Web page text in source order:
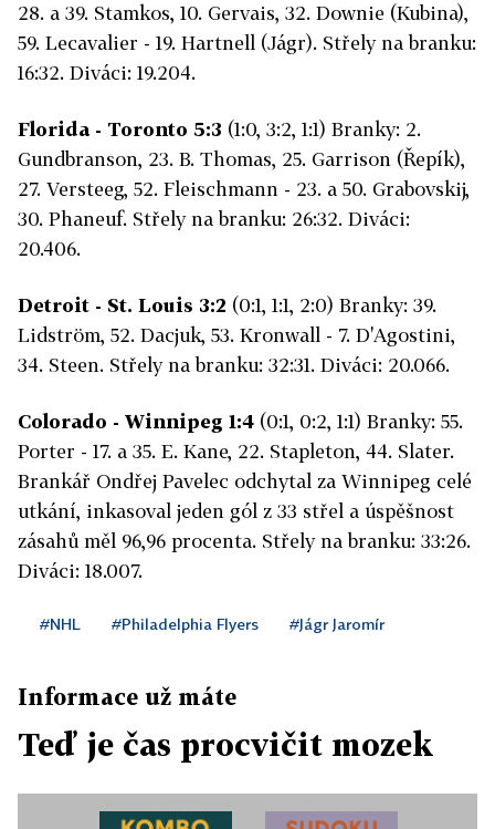
28. a 39. Stamkos, 10. Gervais, 32. Downie (Kubina),
59. Lecavalier - 19. Hartnell (Jágr). Střely na branku:
16:32. Diváci: 19.204.
Florida - Toronto 5:3 (1:0, 3:2, 1:1) Branky: 2.
Gundbranson, 23. B. Thomas, 25. Garrison (Řepík),
27. Versteeg, 52. Fleischmann - 23. a 50. Grabovskij,
30. Phaneuf. Střely na branku: 26:32. Diváci:
20.406.
Detroit - St. Louis 3:2 (0:1, 1:1, 2:0) Branky: 39.
Lidström, 52. Dacjuk, 53. Kronwall - 7. D'Agostini,
34. Steen. Střely na branku: 32:31. Diváci: 20.066.
Colorado - Winnipeg 1:4 (0:1, 0:2, 1:1) Branky: 55.
Porter - 17. a 35. E. Kane, 22. Stapleton, 44. Slater.
Brankář Ondřej Pavelec odchytal za Winnipeg celé
utkání, inkasoval jeden gól z 33 střel a úspěšnost
zásahů měl 96,96 procenta. Střely na branku: 33:26.
Diváci: 18.007.
#NHL #Philadelphia Flyers #Jágr Jaromír
Informace už máte
Teď je čas procvičit mozek